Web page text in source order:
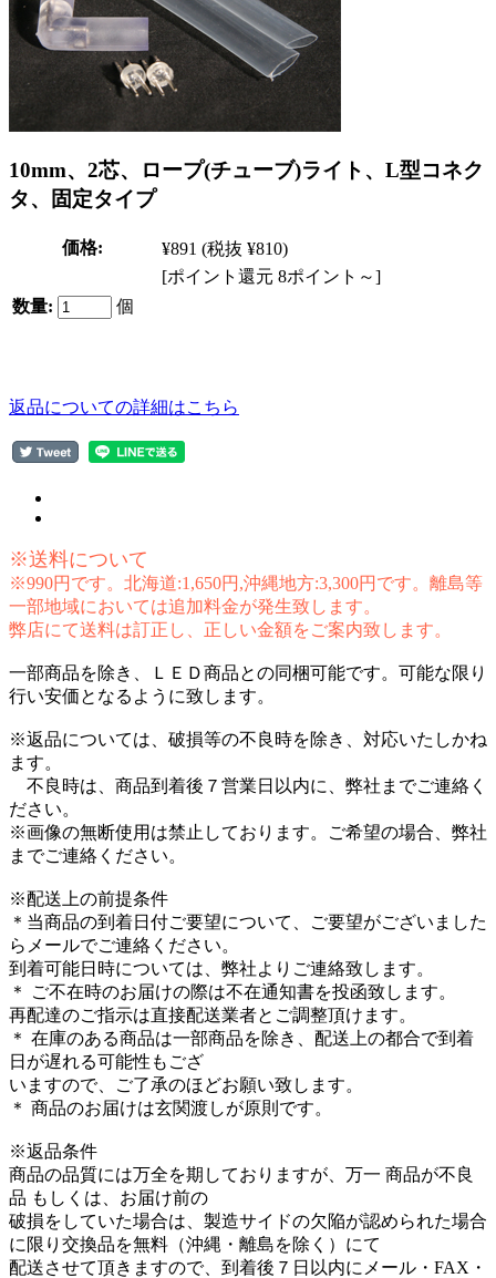
10mm、2芯、ロープ(チューブ)ライト、L型コネク
タ、固定タイプ
価格: ¥891 (税抜 ¥810)
[ポイント還元 8ポイント～]
数量:
個
返品についての詳細はこちら
※送料について
※990円です。北海道:1,650円,沖縄地方:3,300円です。離島等
一部地域においては追加料金が発生致します。
弊店にて送料は訂正し、正しい金額をご案内致します。
一部商品を除き、ＬＥＤ商品との同梱可能です。可能な限り
行い安価となるように致します。
※返品については、破損等の不良時を除き、対応いたしかね
ます。
不良時は、商品到着後７営業日以内に、弊社までご連絡く
ださい。
※画像の無断使用は禁止しております。ご希望の場合、弊社
までご連絡ください。
※配送上の前提条件
＊当商品の到着日付ご要望について、ご要望がございました
らメールでご連絡ください。
到着可能日時については、弊社よりご連絡致します。
＊ ご不在時のお届けの際は不在通知書を投函致します。
再配達のご指示は直接配送業者とご調整頂けます。
＊ 在庫のある商品は一部商品を除き、配送上の都合で到着
日が遅れる可能性もござ
いますので、ご了承のほどお願い致します。
＊ 商品のお届けは玄関渡しが原則です。
※返品条件
商品の品質には万全を期しておりますが、万一 商品が不良
品 もしくは、お届け前の
破損をしていた場合は、製造サイドの欠陥が認められた場合
に限り交換品を無料（沖縄・離島を除く）にて
配送させて頂きますので、到着後７日以内にメール・FAX・